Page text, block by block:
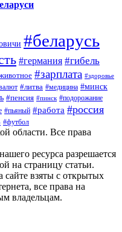
#беларусь
#германия #гибель
#зарплата #здоровье
#литва #медицина #минск
#пенсия #пинск #подорожание
#пьяный #работа #россия
#футбол
области. Все права
ресурса разрешается
на страницу статьи.
взяты с открытых
все права на
владельцам.